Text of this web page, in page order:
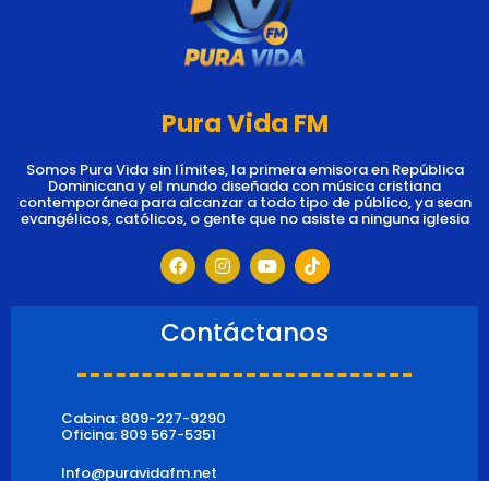
Pura Vida FM
Somos Pura Vida sin límites, la primera emisora en República
Dominicana y el mundo diseñada con música cristiana
contemporánea para alcanzar a todo tipo de público, ya sean
evangélicos, católicos, o gente que no asiste a ninguna iglesia
F
a
c
e
b
o
k
I
n
s
t
a
g
a
Y
o
u
t
u
b
T
i
k
t
o
k
Contáctanos
Cabina: 809-227-9290
Oficina: 809 567-5351
Info@puravidafm.net